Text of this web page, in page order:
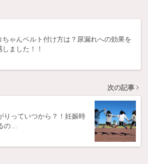
ちゃんベルト付け方は？尿漏れへの効果を
しました！！
次の記事
りっていつから？！妊娠時
の…